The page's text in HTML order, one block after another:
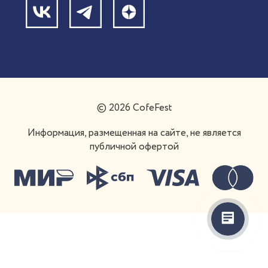
Франшиза
Написать в поддержку
© 2026 CofeFest
Информация, размещенная на сайте, не является
публичной офертой